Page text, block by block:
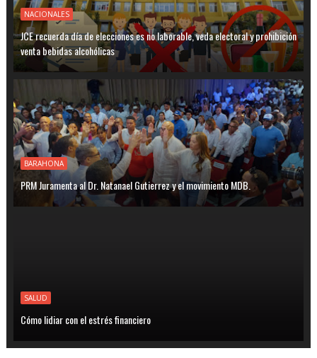
NACIONALES
JCE recuerda día de elecciones es no laborable, veda electoral y prohibición
venta bebidas alcohólicas
BARAHONA
PRM Juramenta al Dr. Natanael Gutierrez y el movimiento MDB.
SALUD
Cómo lidiar con el estrés financiero